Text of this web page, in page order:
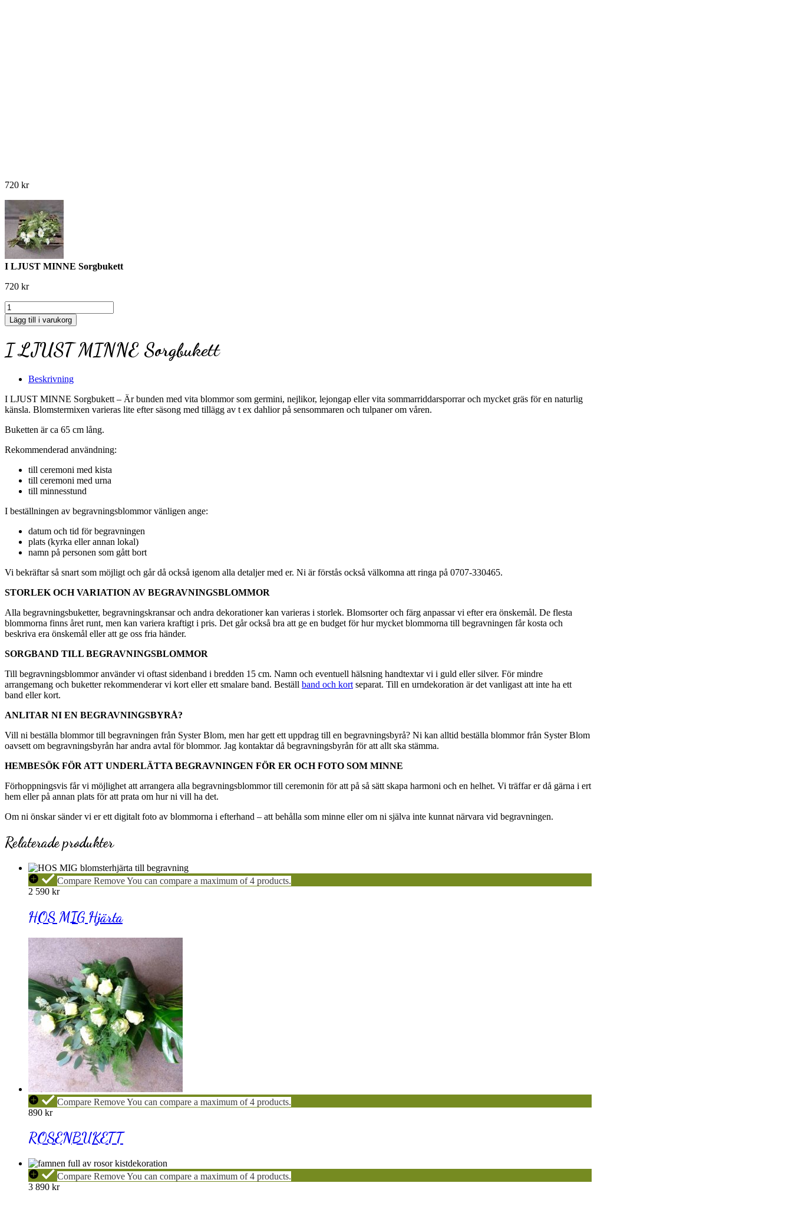
720 kr
I LJUST MINNE Sorgbukett
720 kr
LJUST
MINNE
mängd
Lägg till i varukorg
I LJUST MINNE Sorgbukett
Beskrivning
I LJUST MINNE Sorgbukett – Är bunden med vita blommor som germini, nejlikor, lejongap eller vita sommarriddarsporrar och mycket gräs för en naturlig
känsla. Blomstermixen varieras lite efter säsong med tillägg av t ex dahlior på sensommaren och tulpaner om våren.
Buketten är ca 65 cm lång.
Rekommenderad användning:
till ceremoni med kista
till ceremoni med urna
till minnesstund
I beställningen av begravningsblommor vänligen ange:
datum och tid för begravningen
plats (kyrka eller annan lokal)
namn på personen som gått bort
Vi bekräftar så snart som möjligt och går då också igenom alla detaljer med er. Ni är förstås också välkomna att ringa på 0707-330465.
STORLEK OCH VARIATION AV BEGRAVNINGSBLOMMOR
Alla begravningsbuketter, begravningskransar och andra dekorationer kan varieras i storlek. Blomsorter och färg anpassar vi efter era önskemål. De flesta
blommorna finns året runt, men kan variera kraftigt i pris. Det går också bra att ge en budget för hur mycket blommorna till begravningen får kosta och
beskriva era önskemål eller att ge oss fria händer.
SORGBAND TILL BEGRAVNINGSBLOMMOR
Till begravningsblommor använder vi oftast sidenband i bredden 15 cm. Namn och eventuell hälsning handtextar vi i guld eller silver. För mindre
arrangemang och buketter rekommenderar vi kort eller ett smalare band. Beställ band och kort separat. Till en urndekoration är det vanligast att inte ha ett
band eller kort.
ANLITAR NI EN BEGRAVNINGSBYRÅ?
Vill ni beställa blommor till begravningen från Syster Blom, men har gett ett uppdrag till en begravningsbyrå? Ni kan alltid beställa blommor från Syster Blom
oavsett om begravningsbyrån har andra avtal för blommor. Jag kontaktar då begravningsbyrån för att allt ska stämma.
HEMBESÖK FÖR ATT UNDERLÄTTA BEGRAVNINGEN FÖR ER OCH FOTO SOM MINNE
Förhoppningsvis får vi möjlighet att arrangera alla begravningsblommor till ceremonin för att på så sätt skapa harmoni och en helhet. Vi träffar er då gärna i ert
hem eller på annan plats för att prata om hur ni vill ha det.
Om ni önskar sänder vi er ett digitalt foto av blommorna i efterhand – att behålla som minne eller om ni själva inte kunnat närvara vid begravningen.
Relaterade produkter
HOS
MIG
CompareRemoveYou can compare a maximum of 4 products.
2 590 kr
HOS MIG Hjärta
ROSENBUKETT
CompareRemoveYou can compare a maximum of 4 products.
890 kr
ROSENBUKETT
FAMNEN
FULL
CompareRemoveYou can compare a maximum of 4 products.
3 890 kr